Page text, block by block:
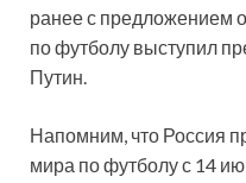
ранее с предложением
по футболу выступил
Путин.
Напомним, что Россия
мира по футболу с 14